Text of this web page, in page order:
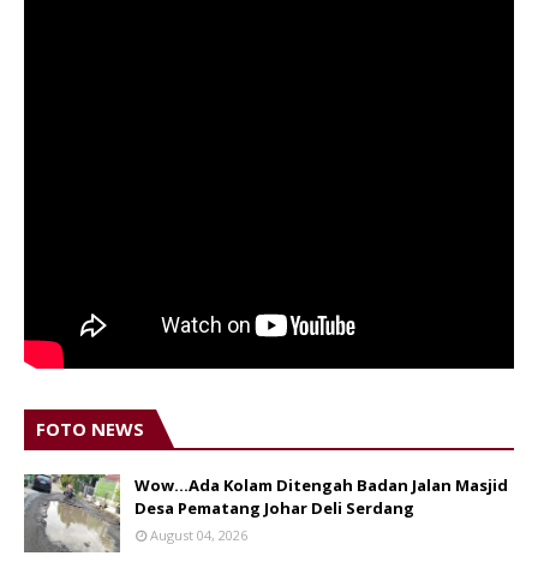
FOTO NEWS
Wow...Ada Kolam Ditengah Badan Jalan Masjid
Desa Pematang Johar Deli Serdang
August 04, 2026